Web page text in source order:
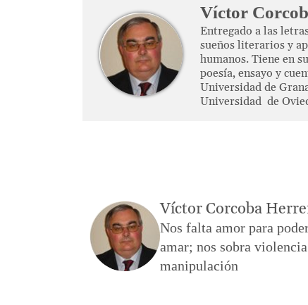
Víctor
Entregado a las
sueños literarios y
humanos. Tiene en
poesía, ensayo y
Universidad de
Universidad de
Víctor Corcoba
Nos falta amor para
amar; nos sobra
manipulación